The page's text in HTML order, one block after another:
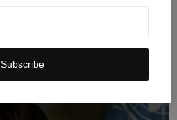
Subscribe